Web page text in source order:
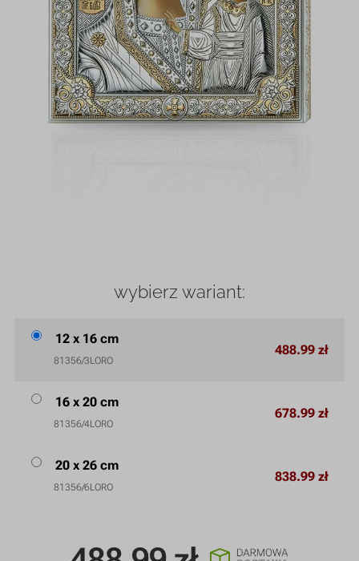
wybierz wariant:
12 x 16 cm
81356/3LORO
488.99 zł
16 x 20 cm
81356/4LORO
678.99 zł
20 x 26 cm
81356/6LORO
838.99 zł